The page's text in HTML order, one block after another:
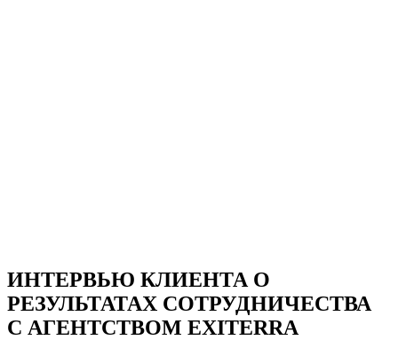
ИНТЕРВЬЮ КЛИЕНТА О
РЕЗУЛЬТАТАХ СОТРУДНИЧЕСТВА
С АГЕНТСТВОМ EXITERRA